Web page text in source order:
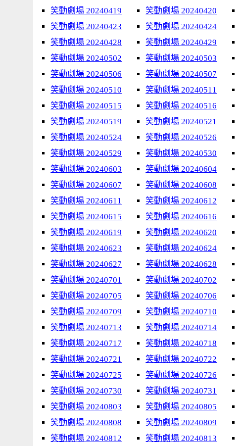
笑動劇場 20240419
笑動劇場 20240420
笑動劇場 20240423
笑動劇場 20240424
笑動劇場 20240428
笑動劇場 20240429
笑動劇場 20240502
笑動劇場 20240503
笑動劇場 20240506
笑動劇場 20240507
笑動劇場 20240510
笑動劇場 20240511
笑動劇場 20240515
笑動劇場 20240516
笑動劇場 20240519
笑動劇場 20240521
笑動劇場 20240524
笑動劇場 20240526
笑動劇場 20240529
笑動劇場 20240530
笑動劇場 20240603
笑動劇場 20240604
笑動劇場 20240607
笑動劇場 20240608
笑動劇場 20240611
笑動劇場 20240612
笑動劇場 20240615
笑動劇場 20240616
笑動劇場 20240619
笑動劇場 20240620
笑動劇場 20240623
笑動劇場 20240624
笑動劇場 20240627
笑動劇場 20240628
笑動劇場 20240701
笑動劇場 20240702
笑動劇場 20240705
笑動劇場 20240706
笑動劇場 20240709
笑動劇場 20240710
笑動劇場 20240713
笑動劇場 20240714
笑動劇場 20240717
笑動劇場 20240718
笑動劇場 20240721
笑動劇場 20240722
笑動劇場 20240725
笑動劇場 20240726
笑動劇場 20240730
笑動劇場 20240731
笑動劇場 20240803
笑動劇場 20240805
笑動劇場 20240808
笑動劇場 20240809
笑動劇場 20240812
笑動劇場 20240813